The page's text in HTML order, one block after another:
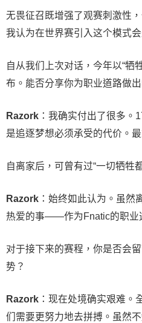
无畏征召既增强了观赛刺激性
我认为在世界赛引入这个模式
自从我们上次对话，今年以“牺
布。能否分享你为职业道路做
Razork ：我确实付出了很多。
是追逐梦想必须承受的代价。
自离家后，可曾有过“一切牺牲
Razork ：始终如此认为。虽然
热爱的事——作为Fnatic的职业
对于接下来的赛程，你是否会
势？
Razork ：现在处境确实艰难。
们需要更努力地去拼搏。虽然